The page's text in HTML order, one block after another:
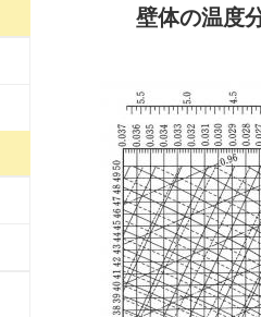
壁体の温度